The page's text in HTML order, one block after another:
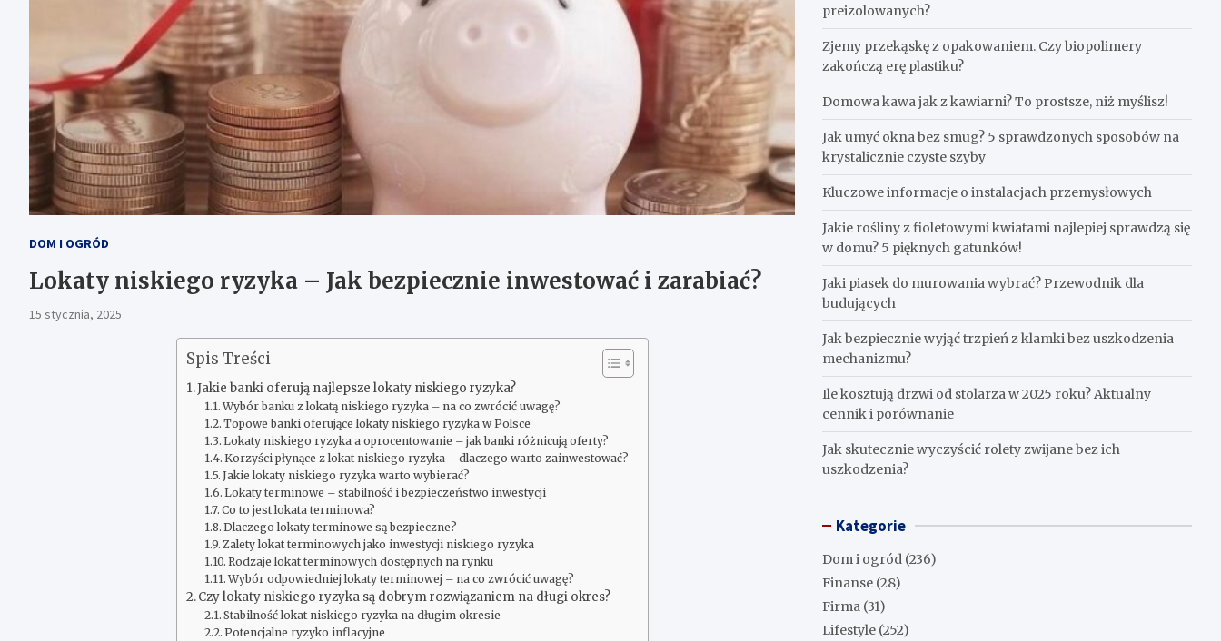
DOM I OGRÓD
Lokaty niskiego ryzyka – Jak bezpiecznie inwestować i zarabiać?
15 stycznia, 2025
Spis Treści
Jakie banki oferują najlepsze lokaty niskiego ryzyka?
Wybór banku z lokatą niskiego ryzyka – na co zwrócić uwagę?
Topowe banki oferujące lokaty niskiego ryzyka w Polsce
Lokaty niskiego ryzyka a oprocentowanie – jak banki różnicują oferty?
Korzyści płynące z lokat niskiego ryzyka – dlaczego warto zainwestować?
Jakie lokaty niskiego ryzyka warto wybierać?
Lokaty terminowe – stabilność i bezpieczeństwo inwestycji
Co to jest lokata terminowa?
Dlaczego lokaty terminowe są bezpieczne?
Zalety lokat terminowych jako inwestycji niskiego ryzyka
Rodzaje lokat terminowych dostępnych na rynku
Wybór odpowiedniej lokaty terminowej – na co zwrócić uwagę?
Czy lokaty niskiego ryzyka są dobrym rozwiązaniem na długi okres?
Stabilność lokat niskiego ryzyka na długim okresie
Potencjalne ryzyko inflacyjne
preizolowanych?
Zjemy przekąskę z opakowaniem. Czy biopolimery
zakończą erę plastiku?
​Domowa kawa jak z kawiarni? To prostsze, niż myślisz!
Jak umyć okna bez smug? 5 sprawdzonych sposobów na
krystalicznie czyste szyby
Kluczowe informacje o instalacjach przemysłowych
Jakie rośliny z fioletowymi kwiatami najlepiej sprawdzą się
w domu? 5 pięknych gatunków!
Jaki piasek do murowania wybrać? Przewodnik dla
budujących
Jak bezpiecznie wyjąć trzpień z klamki bez uszkodzenia
mechanizmu?
Ile kosztują drzwi od stolarza w 2025 roku? Aktualny
cennik i porównanie
Jak skutecznie wyczyścić rolety zwijane bez ich
uszkodzenia?
Kategorie
Dom i ogród (236)
Finanse (28)
Firma (31)
Lifestyle (252)